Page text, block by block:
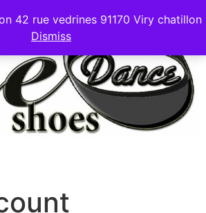
42 rue vedrines 91170 Viry chatillon
Dismiss